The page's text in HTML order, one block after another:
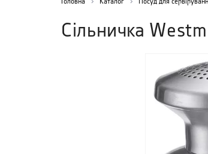
Головна Каталог Посуд для
Сільничка